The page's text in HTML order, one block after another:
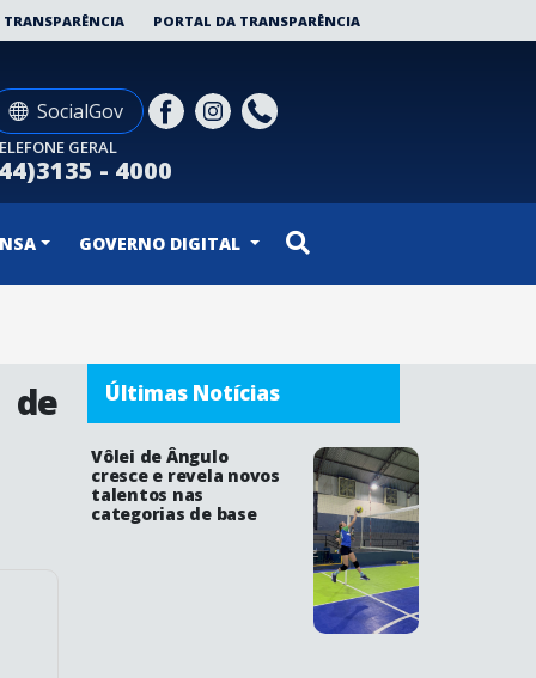
TRANSPARÊNCIA PORTAL DA TRANSPARÊNCIA
SocialGov
GERAL
- 4000
GOVERNO DIGITAL
Últimas Notícias
Vôlei de Ângulo
cresce e revela novos
talentos nas
categorias de base